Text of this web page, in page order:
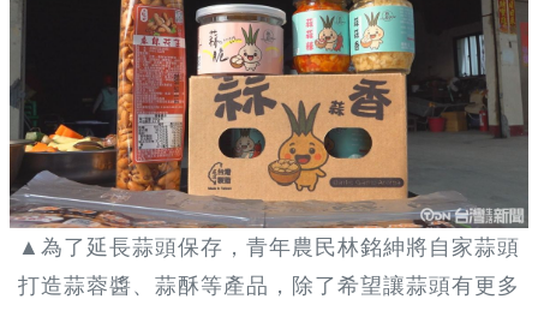
▲為了延長蒜頭保存，青年農民林銘紳將自家蒜頭
打造蒜蓉醬、蒜酥等產品，除了希望讓蒜頭有更多